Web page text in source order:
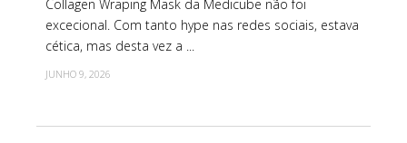
Collagen Wraping Mask da Medicube não foi
excecional. Com tanto hype nas redes sociais, estava
cética, mas desta vez a ...
JUNHO 9, 2026